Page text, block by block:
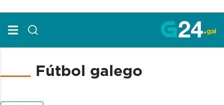
Fútbol galego